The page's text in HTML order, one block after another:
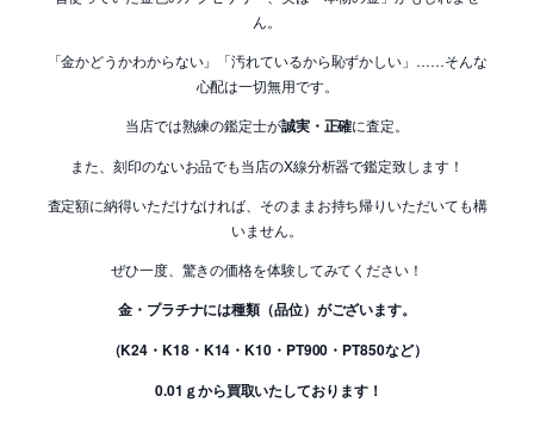
ん。
「金かどうかわからない」「汚れているから恥ずかしい」……そんな
心配は一切無用です。
当店では熟練の鑑定士が誠実・正確に査定。
また、刻印のないお品でも当店のX線分析器で鑑定致します！
査定額に納得いただけなければ、そのままお持ち帰りいただいても構
いません。
ぜひ一度、驚きの価格を体験してみてください！
金・プラチナには種類（品位）がございます。
（K24・K18・K14・K10・PT900・PT850など）
0.01ｇから買取いたしております！